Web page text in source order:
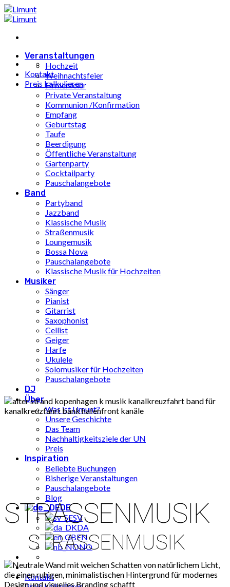
Zum
Inhalt
Veranstaltungen
Hochzeit
Weihnachtsfeier
Firmenfeier
Private Veranstaltung
Kommunion /Konfirmation
Empfang
Geburtstag
Taufe
Beerdigung
Öffentliche Veranstaltung
Gartenparty
Cocktailparty
Pauschalangebote
Band
Partyband
Jazzband
Klassische Musik
Straßenmusik
Loungemusik
Bossa Nova
Pauschalangebote
Klassische Musik für Hochzeiten
Musiker
Sänger
Pianist
Gitarrist
Saxophonist
Cellist
Geiger
Harfe
Ukulele
Solomusiker für Hochzeiten
Pauschalangebote
DJ
Über
Was ist Limunt?
Unsere Geschichte
Das Team
Nachhaltigkeitsziele der UN
Preis
Inspiration
Beliebte Buchungen
Bisherige Veranstaltungen
Pauschalangebote
Blog
DE
SV
DA
EN
NO
Kontakt
Kontakt
Preis kalkulieren
STRASSENMUSIK
STRASSENMUSIK